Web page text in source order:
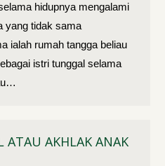
hidupnya mengalami
yang tidak sama
ialah rumah tangga beliau
istri tunggal selama
ATAU AKHLAK ANAK